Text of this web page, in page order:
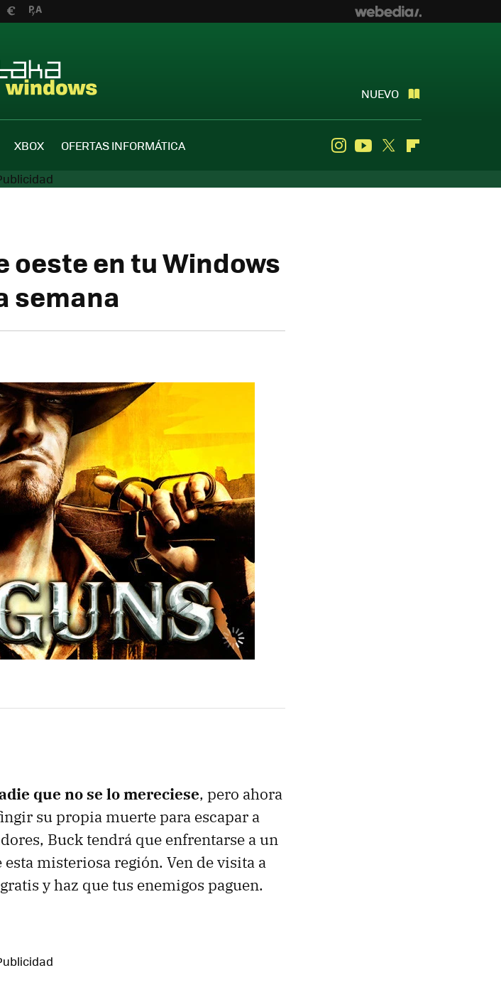
NUEVO
XBOX OFERTAS INFORMÁTICA InstagramYoutube
Twitter
oeste en tu Windows
semana
que no se lo mereciese, pero ahora
su propia muerte para escapar a
Buck tendrá que enfrentarse a un
misteriosa región. Ven de visita a
y haz que tus enemigos paguen.